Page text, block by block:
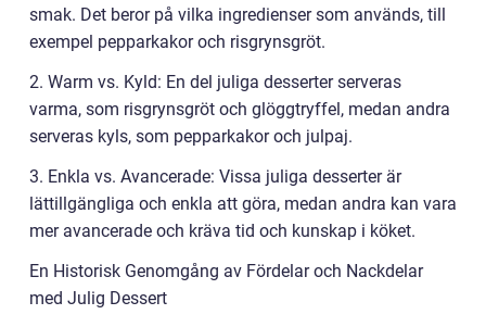
smak. Det beror på vilka ingredienser som används, till
exempel pepparkakor och risgrynsgröt.
2. Warm vs. Kyld: En del juliga desserter serveras
varma, som risgrynsgröt och glöggtryffel, medan andra
serveras kyls, som pepparkakor och julpaj.
3. Enkla vs. Avancerade: Vissa juliga desserter är
lättillgängliga och enkla att göra, medan andra kan vara
mer avancerade och kräva tid och kunskap i köket.
En Historisk Genomgång av Fördelar och Nackdelar
med Julig Dessert